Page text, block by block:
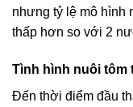
nhưng tỷ lệ mô hình
thấp hơn so với 2
Tình hình nuôi tôm
Đến thời điểm đầu